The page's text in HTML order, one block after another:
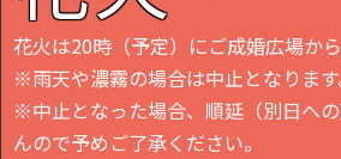
花火は20時（予定）にご成婚広場から
※雨天や濃霧の場合は中止となります
※中止となった場合、順延（別日へ
んので予めご了承ください。